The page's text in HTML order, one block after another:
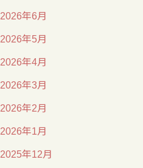
2026年6月
2026年5月
2026年4月
2026年3月
2026年2月
2026年1月
2025年12月